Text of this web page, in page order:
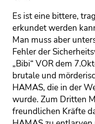
Es ist eine bittere,
erkundet werden
Man muss aber
Fehler der
„Bibi“ VOR dem
brutale und
HAMAS, die in der
wurde. Zum Dritten
freundlichen Kräfte